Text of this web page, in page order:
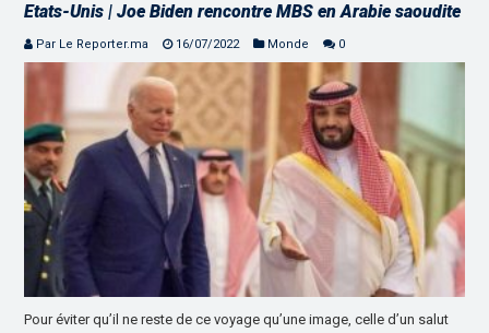
Etats-Unis | Joe Biden rencontre MBS en Arabie saoudite
Par Le Reporter.ma 16/07/2022 Monde 0
Pour éviter qu’il ne reste de ce voyage qu’une image, celle d’un salut